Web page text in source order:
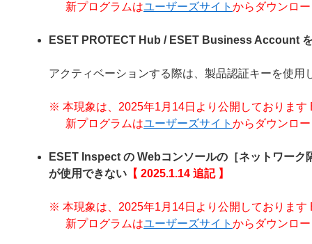
新プログラムはユーザーズサイト からダウンロ
ESET PROTECT Hub / ESET Business Account
アクティベーションする際は、製品認証キーを使
※ 本現象は、2025年1月14日より公開しておりま
新プログラムはユーザーズサイト からダウンロ
ESET Inspect の Webコンソールの［ネットワー
が使用できない 【 2025.1.14 追記 】
※ 本現象は、2025年1月14日より公開しておりま
新プログラムはユーザーズサイト からダウンロ